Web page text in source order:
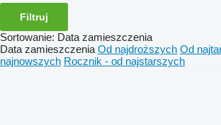
Filtruj
Sortowanie: Data zamieszczenia
Data zamieszczenia Od najdroższych Od
najnowszych Rocznik - od najstarszych